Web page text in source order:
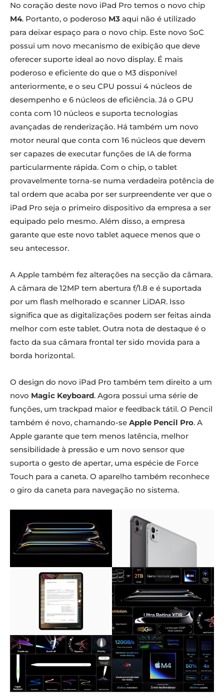
No coração deste novo iPad Pro temos o novo chip
M4. Portanto, o poderoso M3 aqui não é utilizado
para deixar espaço para o novo chip. Este novo SoC
possui um novo mecanismo de exibição que deve
oferecer suporte ideal ao novo display. É mais
poderoso e eficiente do que o M3 disponível
anteriormente, e o seu CPU possui 4 núcleos de
desempenho e 6 núcleos de eficiência. Já o GPU
conta com 10 núcleos e suporta tecnologias
avançadas de renderização. Há também um novo
motor neural que conta com 16 núcleos que devem
ser capazes de executar funções de IA de forma
particularmente rápida. Com o chip, o tablet
provavelmente torna-se numa verdadeira potência de
tal ordem que acaba por ser surpreendente ver que o
iPad Pro seja o primeiro dispositivo da empresa a ser
equipado pelo mesmo. Além disso, a empresa
garante que este novo tablet aquece menos que o
seu antecessor.
A Apple também fez alterações na secção da câmara.
A câmara de 12MP tem abertura f/1.8 e é suportada
por um flash melhorado e scanner LiDAR. Isso
significa que as digitalizações podem ser feitas ainda
melhor com este tablet. Outra nota de destaque é o
facto da sua câmara frontal ter sido movida para a
borda horizontal.
O design do novo iPad Pro também tem direito a um
novo Magic Keyboard. Agora possui uma série de
funções, um trackpad maior e feedback tátil. O Pencil
também é novo, chamando-se Apple Pencil Pro. A
Apple garante que tem menos latência, melhor
sensibilidade à pressão e um novo sensor que
suporta o gesto de apertar, uma espécie de Force
Touch para a caneta. O aparelho também reconhece
o giro da caneta para navegação no sistema.